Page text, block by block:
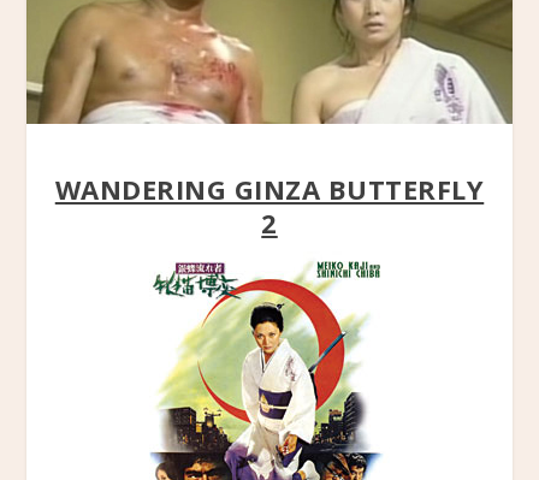
WANDERING GINZA BUTTERFLY
2